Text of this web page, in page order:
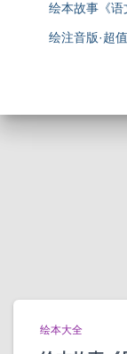
绘本故事《语
绘注音版·超
绘本大全